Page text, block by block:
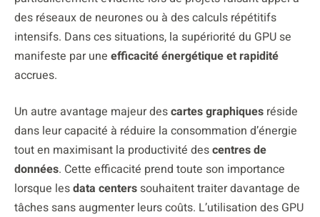
des réseaux de neurones ou à des calculs répétitifs
intensifs. Dans ces situations, la supériorité du GPU se
manifeste par une efficacité énergétique et rapidité
accrues.
Un autre avantage majeur descartes graphiques réside
dans leur capacité à réduire la consommation d’énergie
tout en maximisant la productivité descentres de
données. Cette efficacité prend toute son importance
lorsque lesdata centers souhaitent traiter davantage de
tâches sans augmenter leurs coûts. L’utilisation des GPU